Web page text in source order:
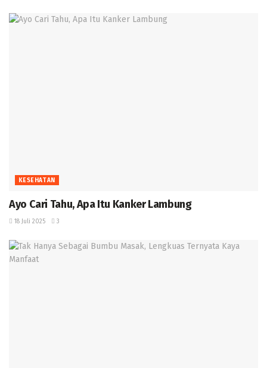
KESEHATAN
Ayo Cari Tahu, Apa Itu Kanker Lambung
18 Juli 2025 3